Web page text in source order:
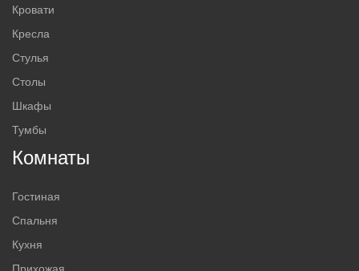
Кровати
Кресла
Стулья
Столы
Шкафы
Тумбы
Комнаты
Гостиная
Спальня
Кухня